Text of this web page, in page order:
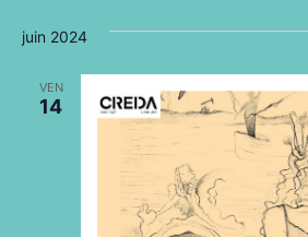
juin 2024
VEN
14